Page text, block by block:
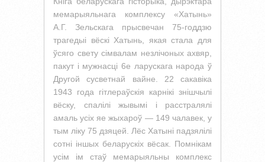
мемарыяльнага комплексу «Хатынь»
А.Г. Зельскага прысвечан 75-годдзю
трагедыі вёскі Хатынь, якая стала для
ўсяго свету сімвалам незлічоных ахвяр,
пакут і мужнасці 6е ларускага народа ў
Другой сусветнай вайне. 22 сакавіка
1943 года гітлераўскія карнікі знішчылі
вёску, спалілі жывымі і расстралялі
амаль усіх яе жыхароў — 149 чалавек, у
тым ліку 75 дзяцей. Лёс Хатыні падзялілі
сотні іншых беларускіх вёсак. Помнікам
усім ім стаў мемарыяльны комплекс